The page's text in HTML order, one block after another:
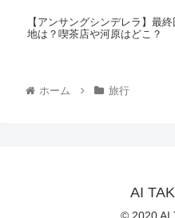
【アンサングシンデレラ】最
地は？喫茶店や河原はどこ？
ホーム 旅行
AI